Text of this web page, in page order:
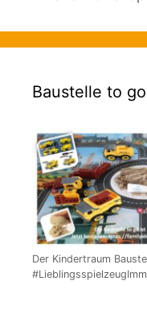
Baustelle to
Der Kindertraum